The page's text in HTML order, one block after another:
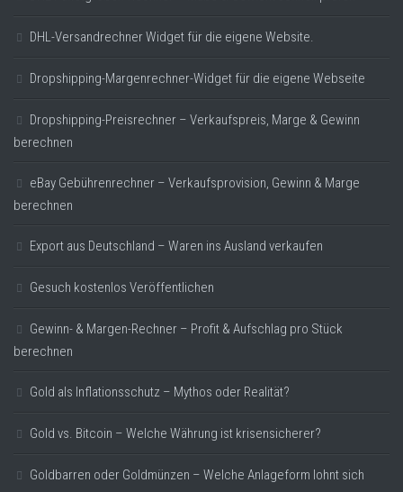
DHL-Versandrechner Widget für die eigene Website.
Dropshipping-Margenrechner-Widget für die eigene Webseite
Dropshipping-Preisrechner – Verkaufspreis, Marge & Gewinn
berechnen
eBay Gebührenrechner – Verkaufsprovision, Gewinn & Marge
berechnen
Export aus Deutschland – Waren ins Ausland verkaufen
Gesuch kostenlos Veröffentlichen
Gewinn- & Margen-Rechner – Profit & Aufschlag pro Stück
berechnen
Gold als Inflationsschutz – Mythos oder Realität?
Gold vs. Bitcoin – Welche Währung ist krisensicherer?
Goldbarren oder Goldmünzen – Welche Anlageform lohnt sich